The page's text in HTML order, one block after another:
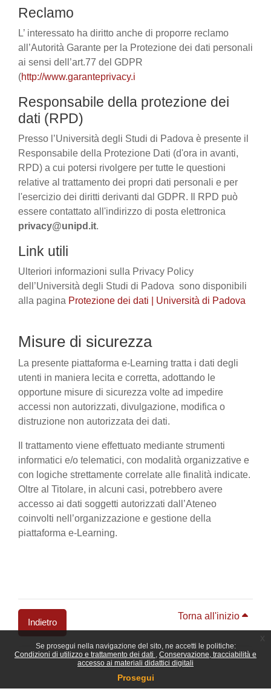
Se prosegui nella navigazione del sito, ne accetti le politiche:
Condizioni di utilizzo e trattamento dei dati
Conservazione, tracciabilità e
accesso ai materiali didattici digitali
Prosegui
Reclamo
L’ interessato ha diritto anche di proporre reclamo
all’Autorità Garante per la Protezione dei dati personali
ai sensi dell’art.77 del GDPR
(http://www.garanteprivacy.i
Responsabile della protezione dei
dati (RPD)
Presso l’Università degli Studi di Padova è presente il
Responsabile della Protezione Dati (d'ora in avanti,
RPD) a cui potersi rivolgere per tutte le questioni
relative al trattamento dei propri dati personali e per
l'esercizio dei diritti derivanti dal GDPR. Il RPD può
essere contattato all'indirizzo di posta elettronica
privacy@unipd.it.
Link utili
Ulteriori informazioni sulla Privacy Policy
dell’Università degli Studi di Padova sono disponibili
alla pagina Protezione dei dati | Università di Padova
Misure di sicurezza
La presente piattaforma e-Learning tratta i dati degli
utenti in maniera lecita e corretta, adottando le
opportune misure di sicurezza volte ad impedire
accessi non autorizzati, divulgazione, modifica o
distruzione non autorizzata dei dati.
Il trattamento viene effettuato mediante strumenti
informatici e/o telematici, con modalità organizzative e
con logiche strettamente correlate alle finalità indicate.
Oltre al Titolare, in alcuni casi, potrebbero avere
accesso ai dati soggetti autorizzati dall’Ateneo
coinvolti nell’organizzazione e gestione della
piattaforma e-Learning.
Indietro
Torna all'inizio
Blocchi